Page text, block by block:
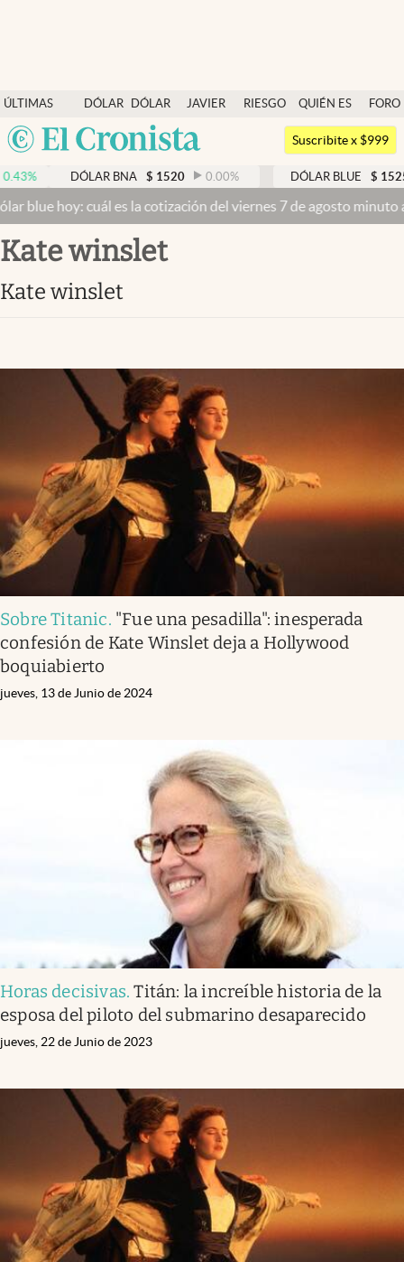
ÚLTIMAS
NOTICIAS
DÓLAR
DÓLAR
BLUE
JAVIER
RIESGO
QUIÉN ES
QUIÉN
FORO
Argentina
México
Dólar
Members
Economía y Política
Finanzas y Mercados
Mercados Online
Apertura
Infotechnology
Clima
Mundial 2026
Eventos Corporativos
El Cronista Studio
Mediakit
abre en nueva pestaña
Argentina
Suscribite x $999
% DÓLAR BNA $ 1520 0.00% DÓLAR BLUE $ 1525
blue hoy: cuál es la cotización del viernes 7 de agosto minuto a
kate winslet
kate winslet
Sobre Titanic. "Fue una pesadilla": inesperada
confesión de Kate Winslet deja a Hollywood
boquiabierto
jueves, 13 de Junio de 2024
Horas decisivas.Titán: la increíble historia de la
esposa del piloto del submarino desaparecido
jueves, 22 de Junio de 2023